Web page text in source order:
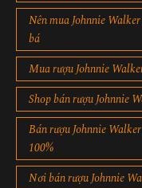
Nên mua Johnnie
bá
Mua rượu Johnnie
Shop bán rượu Johnnie
Bán rượu Johnnie
100%
Nơi bán rượu Johnnie